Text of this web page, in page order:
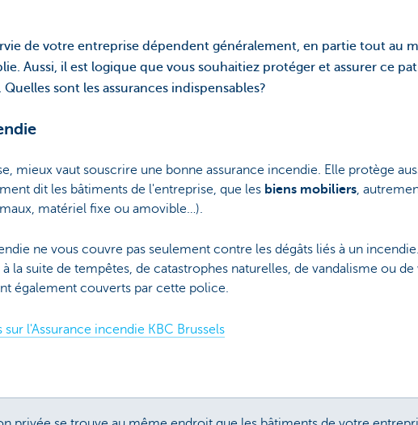
de votre entreprise dépendent généralement, en partie tout au
Aussi, il est logique que vous souhaitiez protéger et assurer ce
Quelles sont les assurances indispensables?
mieux vaut souscrire une bonne assurance incendie. Elle protège
dit les bâtiments de l'entreprise, que les biens mobiliers,
matériel fixe ou amovible…).
ne vous couvre pas seulement contre les dégâts liés à un
la suite de tempêtes, de catastrophes naturelles, de vandalisme ou
également couverts par cette police.
l'Assurance incendie KBC Brussels